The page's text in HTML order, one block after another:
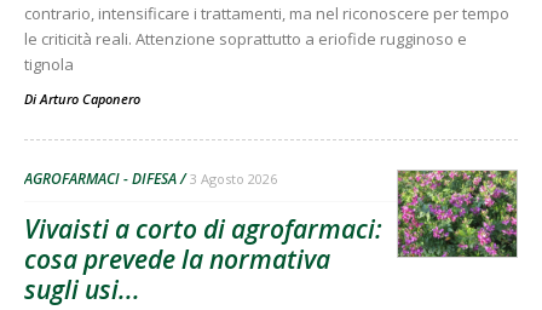
contrario, intensificare i trattamenti, ma nel riconoscere per tempo
le criticità reali. Attenzione soprattutto a eriofide rugginoso e
tignola
Di Arturo Caponero
AGROFARMACI - DIFESA 3 Agosto 2026
Vivaisti a corto di agrofarmaci:
cosa prevede la normativa
sugli usi...